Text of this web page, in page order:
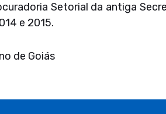
Setorial da antiga
e 2015.
de Goiás